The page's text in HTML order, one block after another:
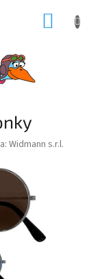
Widmann s.r.l.